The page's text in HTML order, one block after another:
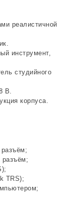
реалистичной
инструмент,
студийного
В.
корпуса.
TRS);